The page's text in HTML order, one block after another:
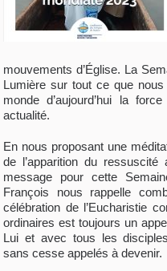
mouvements d’Église. La
Lumière sur tout ce que
monde d’aujourd’hui la
actualité.
En nous proposant une
de l’apparition du
message pour cette
François nous rappelle
célébration de l’Eucharistie
ordinaires est toujours un
Lui et avec tous les
sans cesse appelés à devenir.